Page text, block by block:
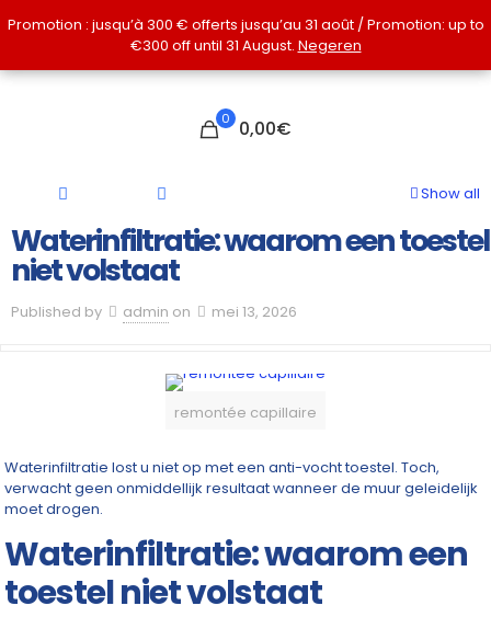
0 0,00€
Show all
Waterinfiltratie: waarom een toestel
niet volstaat
Published by admin on mei 13, 2026
remontée capillaire
Waterinfiltratie lost u niet op met een anti-vocht toestel. Toch,
verwacht geen onmiddellijk resultaat wanneer de muur geleidelijk
moet drogen.
Waterinfiltratie: waarom een
toestel niet volstaat
Promotion : jusqu’à 300 € offerts jusqu’au 31 août / Promotion: up to
€300 off until 31 August. Negeren
Promotion : jusqu’à 300 € offerts jusqu’au 31 août / Promotion: up to
€300 off until 31 August. Negeren